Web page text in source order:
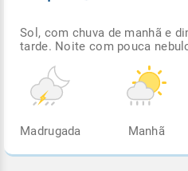
Sol, com chuva de manhã e
tarde. Noite com pouca
Madrugada Manhã